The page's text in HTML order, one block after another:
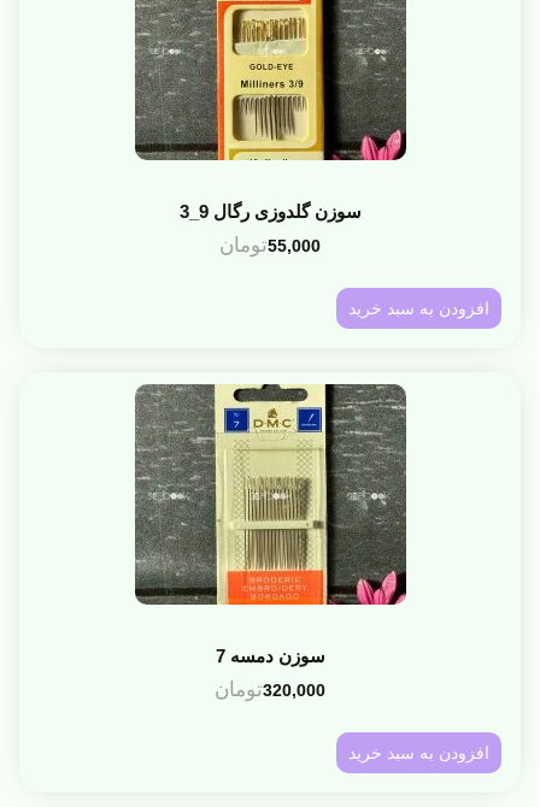
سوزن گلدوزی رگال 9_3
55,000تومان
افزودن به سبد خرید
سوزن دمسه 7
320,000تومان
افزودن به سبد خرید